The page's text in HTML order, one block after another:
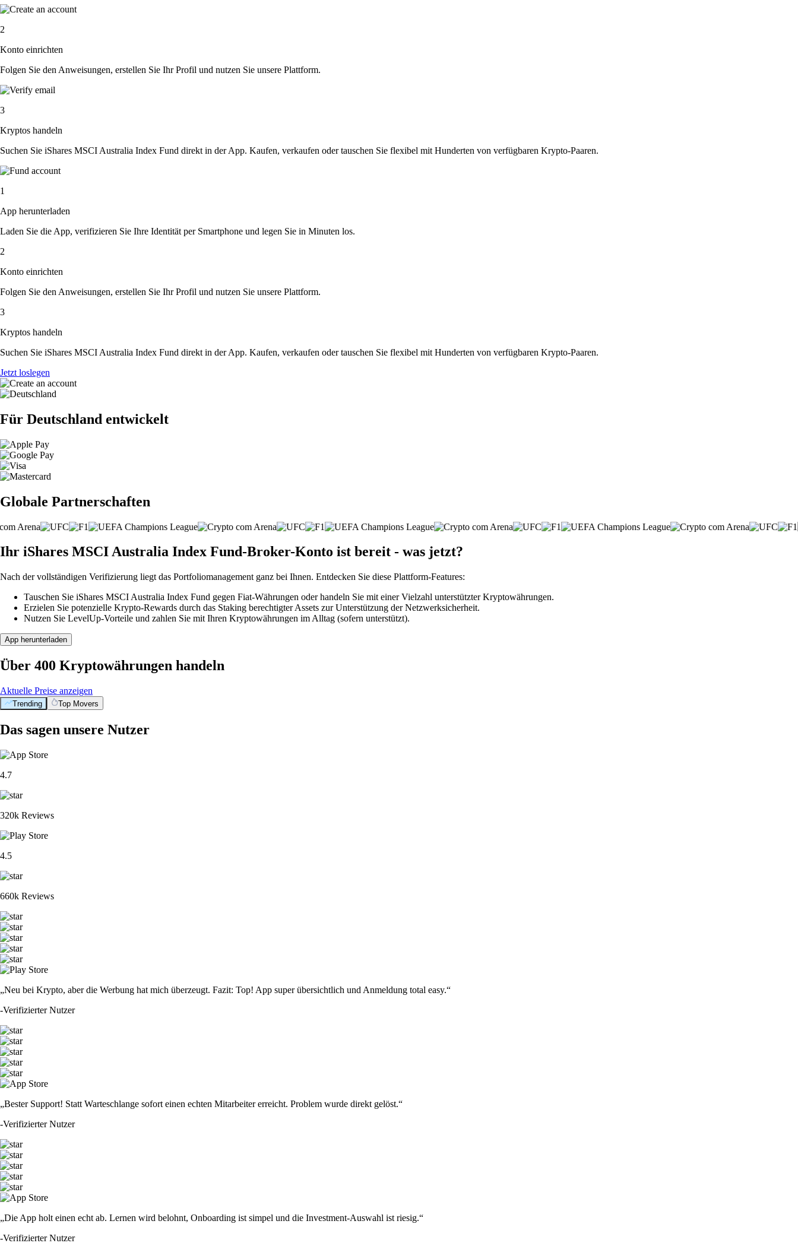
2
Konto einrichten
Folgen Sie den Anweisungen, erstellen Sie Ihr Profil und nutzen Sie unsere Plattform.
3
Kryptos handeln
Suchen Sie iShares MSCI Australia Index Fund direkt in der App. Kaufen, verkaufen oder tauschen Sie flexibel mit Hunderten von verfügbaren Krypto-Paaren.
1
App herunterladen
Laden Sie die App, verifizieren Sie Ihre Identität per Smartphone und legen Sie in Minuten los.
2
Konto einrichten
Folgen Sie den Anweisungen, erstellen Sie Ihr Profil und nutzen Sie unsere Plattform.
3
Kryptos handeln
Suchen Sie iShares MSCI Australia Index Fund direkt in der App. Kaufen, verkaufen oder tauschen Sie flexibel mit Hunderten von verfügbaren Krypto-Paaren.
Jetzt loslegen
Für Deutschland entwickelt
Globale Partnerschaften
Ihr iShares MSCI Australia Index Fund-Broker-Konto ist bereit - was jetzt?
Nach der vollständigen Verifizierung liegt das Portfoliomanagement ganz bei Ihnen. Entdecken Sie diese Plattform-Features:
Tauschen Sie iShares MSCI Australia Index Fund gegen Fiat-Währungen oder handeln Sie mit einer Vielzahl unterstützter Kryptowährungen.
Erzielen Sie potenzielle Krypto-Rewards durch das Staking berechtigter Assets zur Unterstützung der Netzwerksicherheit.
Nutzen Sie LevelUp-Vorteile und zahlen Sie mit Ihren Kryptowährungen im Alltag (sofern unterstützt).
App herunterladen
Über 400 Kryptowährungen handeln
Aktuelle Preise anzeigen
Trending Top Movers
Das sagen unsere Nutzer
4.7
320k Reviews
4.5
660k Reviews
„Neu bei Krypto, aber die Werbung hat mich überzeugt. Fazit: Top! App super übersichtlich und Anmeldung total easy.“
-Verifizierter Nutzer
„Bester Support! Statt Warteschlange sofort einen echten Mitarbeiter erreicht. Problem wurde direkt gelöst.“
-Verifizierter Nutzer
„Die App holt einen echt ab. Lernen wird belohnt, Onboarding ist simpel und die Investment-Auswahl ist riesig.“
-Verifizierter Nutzer